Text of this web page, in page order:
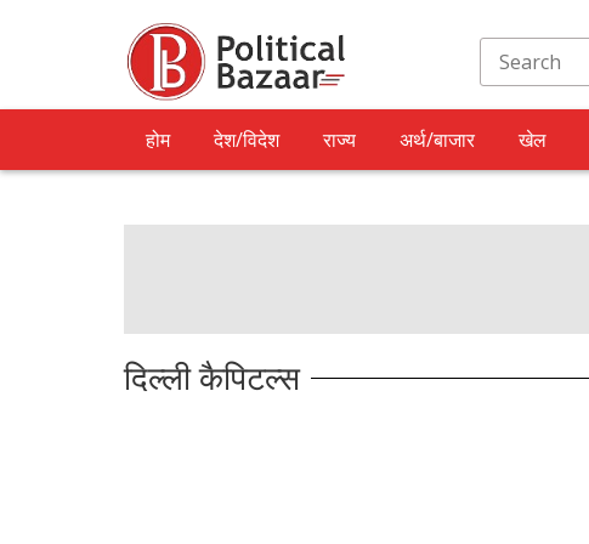
होम देश/विदेश राज्य अर्थ/बाजार खेल
दिल्ली कैपिटल्स